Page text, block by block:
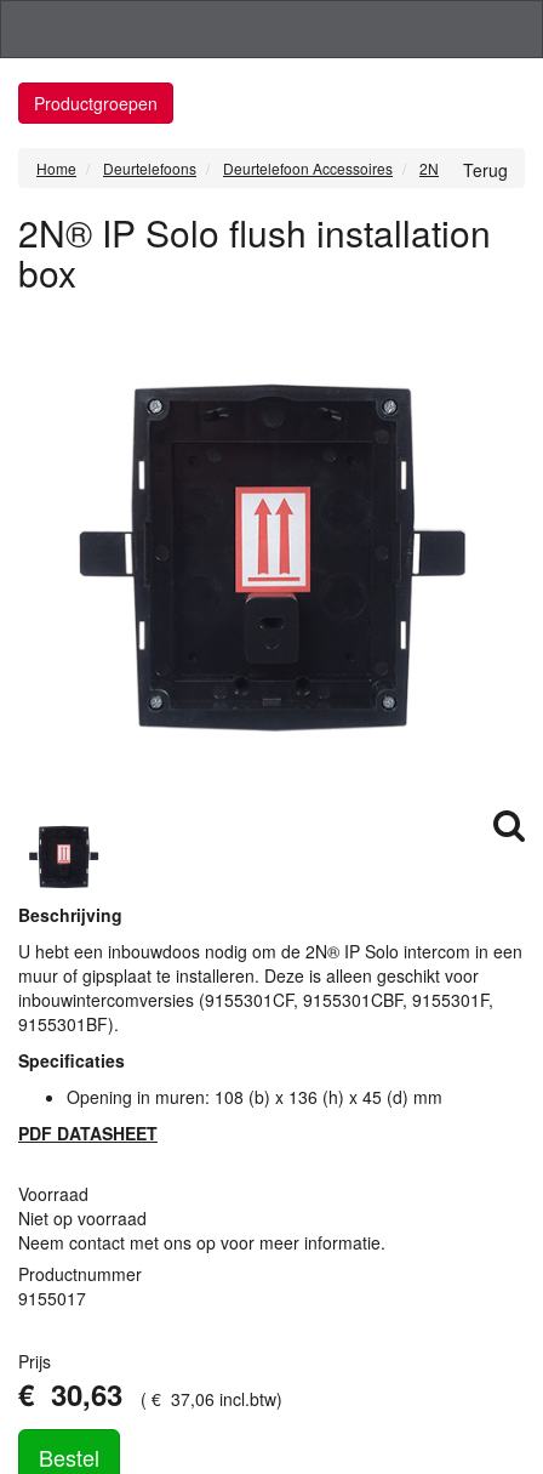
Productgroepen
Terug
Home Deurtelefoons Deurtelefoon Accessoires 2N
2N® IP Solo flush installation
box
Beschrijving
U hebt een inbouwdoos nodig om de 2N® IP Solo intercom in een
muur of gipsplaat te installeren. Deze is alleen geschikt voor
inbouwintercomversies (9155301CF, 9155301CBF, 9155301F,
9155301BF).
Specificaties
Opening in muren: 108 (b) x 136 (h) x 45 (d) mm
PDF DATASHEET
Voorraad
Niet op voorraad
Neem contact met ons op voor meer informatie.
Productnummer
9155017
Prijs
€ 30,63 ( € 37,06 incl.btw)
Bestel